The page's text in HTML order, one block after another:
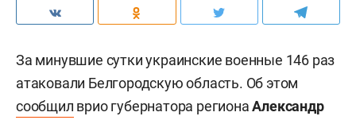
За минувшие сутки украинские военные 146 раз
атаковали Белгородскую область. Об этом
сообщил врио губернатора регионаАлександр